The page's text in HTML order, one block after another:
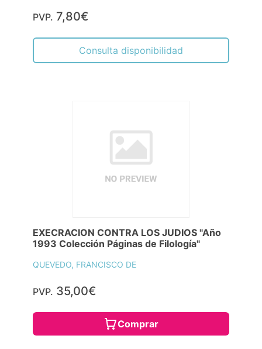
PVP. 7,80€
Consulta disponibilidad
EXECRACION CONTRA LOS JUDIOS "Año
1993 Colección Páginas de Filología"
QUEVEDO, FRANCISCO DE
PVP. 35,00€
Comprar